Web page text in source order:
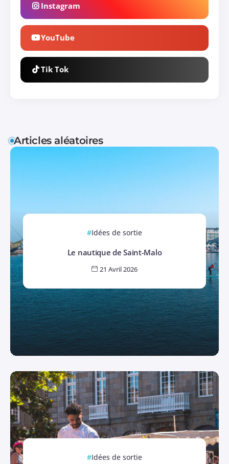
Instagram
YouTube
Tik Tok
Articles aléatoires
Idées de sortie
Le nautique de Saint-Malo
21 Avril 2026
Idées de sortie